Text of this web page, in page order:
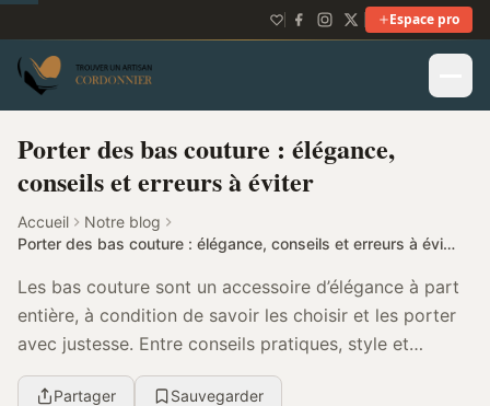
Espace pro
Porter des bas couture : élégance,
conseils et erreurs à éviter
Accueil
Notre blog
Porter des bas couture : élégance, conseils et erreurs à éviter
Les bas couture sont un accessoire d’élégance à part
entière, à condition de savoir les choisir et les porter
avec justesse. Entre conseils pratiques, style et
approche durable, vous avez toutes les c...
Partager Sauvegarder